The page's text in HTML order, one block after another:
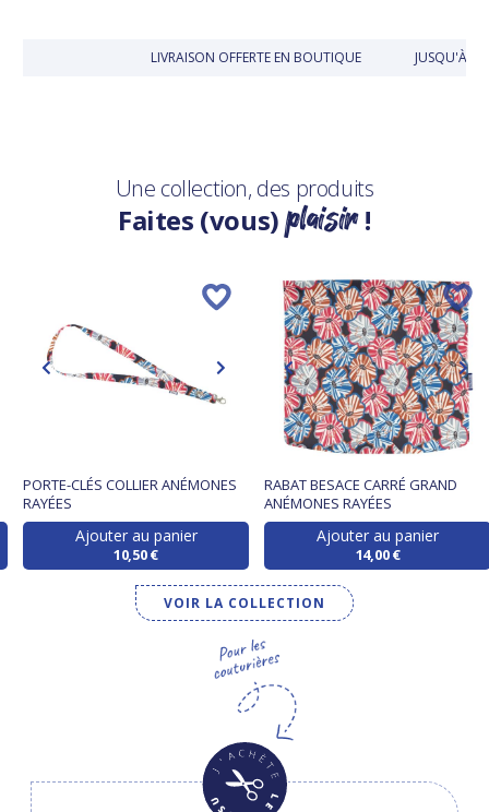
LIVRAISON OFFERTE EN BOUTIQUE JUSQU'À
Une collection, des produits
Faites (vous)plaisir!
PORTE-CLÉS COLLIER ANÉMONES
RAYÉES
Ajouter au panier
10,50 €
RABAT BESACE CARRÉ GRAND
ANÉMONES RAYÉES
Ajouter au panier
14,00 €
VOIR LA COLLECTION